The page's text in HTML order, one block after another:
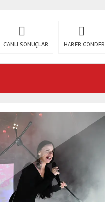
CANLI SONUÇLAR HABER GÖNDER